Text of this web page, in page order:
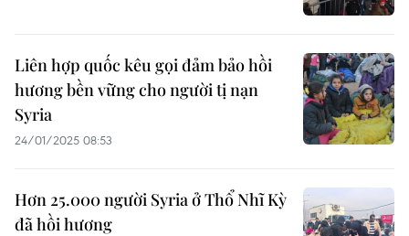
Liên hợp quốc kêu gọi đảm bảo hồi
hương bền vững cho người tị nạn
Syria
24/01/2025 08:53
Hơn 25.000 người Syria ở Thổ Nhĩ Kỳ
đã hồi hương